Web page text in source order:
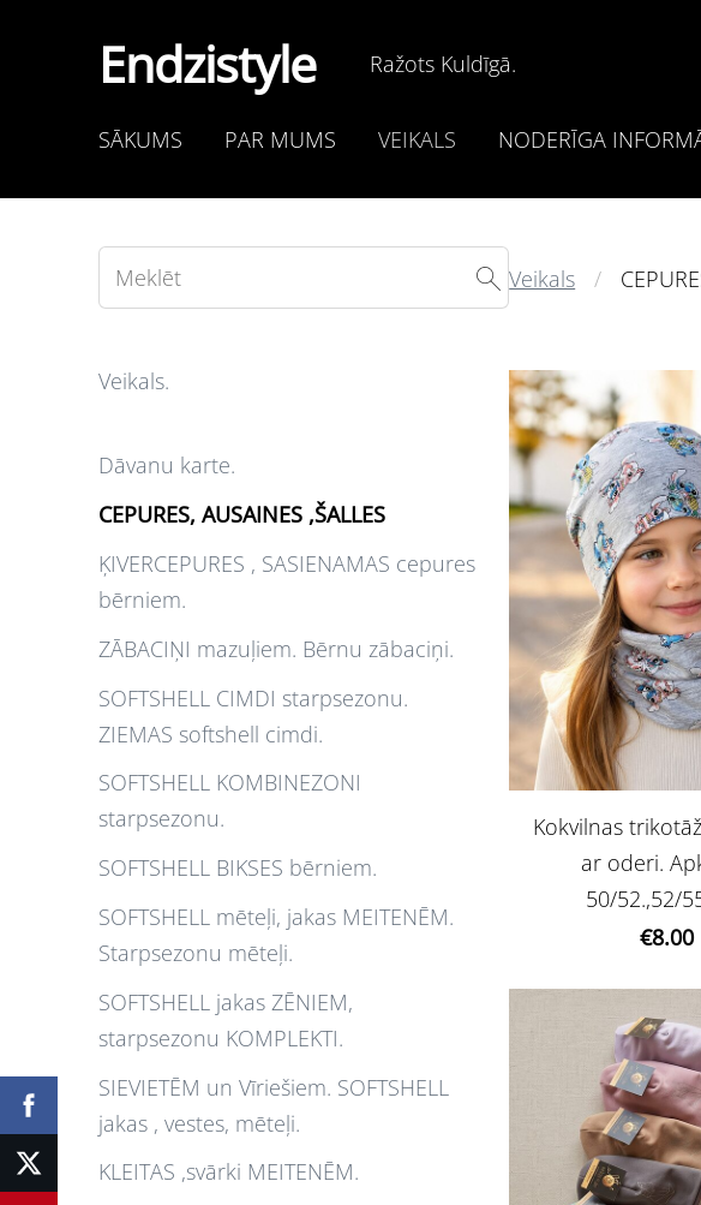
Endzistyle Ražots Kuldīgā.
SĀKUMS PAR MUMS VEIKALS NODERĪGA
Veikals.
Dāvanu karte.
CEPURES, AUSAINES ,ŠALLES
ĶIVERCEPURES , SASIENAMAS cepures
bērniem.
ZĀBACIŅI mazuļiem. Bērnu zābaciņi.
SOFTSHELL CIMDI starpsezonu.
ZIEMAS softshell cimdi.
SOFTSHELL KOMBINEZONI
starpsezonu.
SOFTSHELL BIKSES bērniem.
SOFTSHELL mēteļi, jakas MEITENĒM.
Starpsezonu mēteļi.
SOFTSHELL jakas ZĒNIEM,
starpsezonu KOMPLEKTI.
SIEVIETĒM un Vīriešiem. SOFTSHELL
jakas , vestes, mēteļi.
KLEITAS ,svārki MEITENĒM.
Veikals
Kokvilnas
ar oderi.
50/52.,52/
€8.00